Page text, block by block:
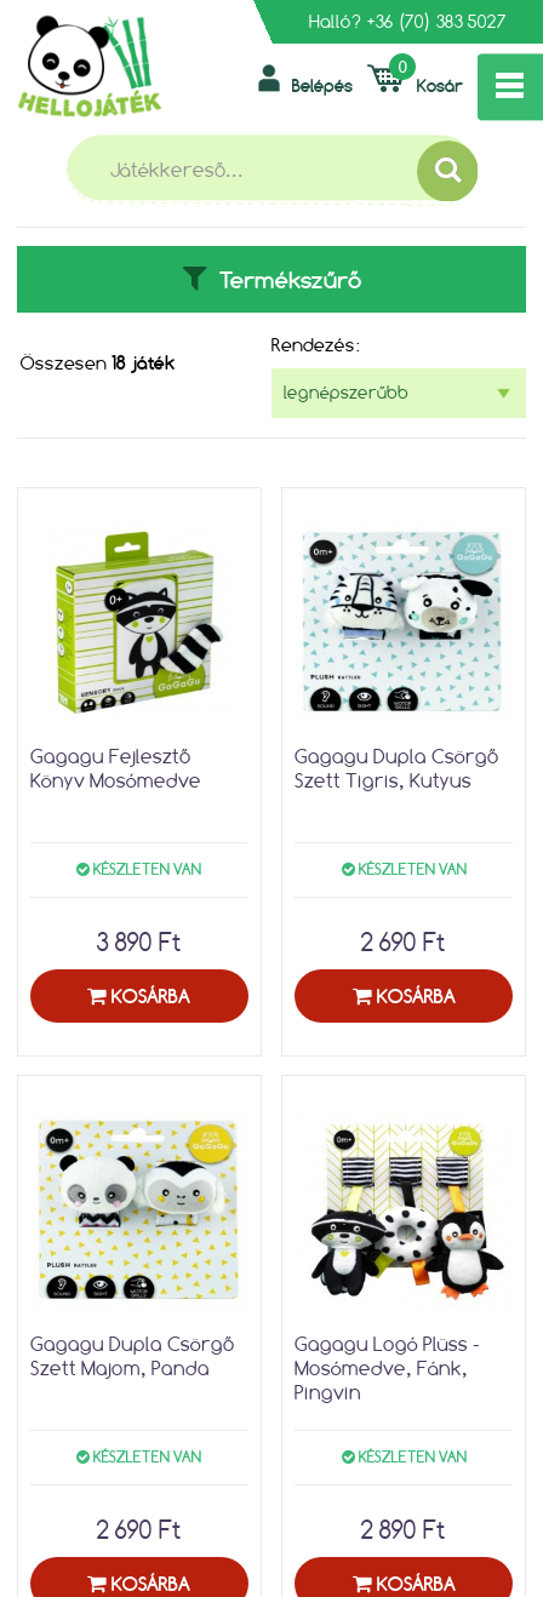
Halló? +36 (70) 383 5027
Kosár
0
Belépés
GAGAGU
Termékszűrő
Összesen 18 játék
Rendezés:
Gagagu Fejlesztő
Könyv Mosómedve
KÉSZLETEN VAN
3 890 Ft
KOSÁRBA
Gagagu Dupla Csörgő
Szett Tigris, Kutyus
KÉSZLETEN VAN
2 690 Ft
KOSÁRBA
Gagagu Dupla Csörgő
Szett Majom, Panda
KÉSZLETEN VAN
2 690 Ft
KOSÁRBA
Gagagu Logó Plüss -
Mosómedve, Fánk,
Pingvin
KÉSZLETEN VAN
2 890 Ft
KOSÁRBA